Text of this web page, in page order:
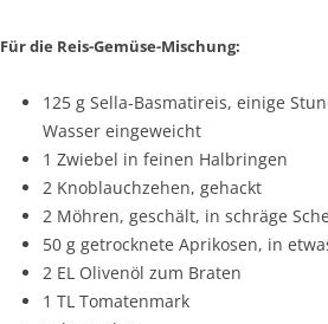
Für die Reis-Gemüse-Mischung:
125 g Sella-Basmatireis, einige
Wasser eingeweicht
1 Zwiebel in feinen Halbringen
2 Knoblauchzehen, gehackt
2 Möhren, geschält, in schräge
50 g getrocknete Aprikosen, in
2 EL Olivenöl zum Braten
1 TL Tomatenmark